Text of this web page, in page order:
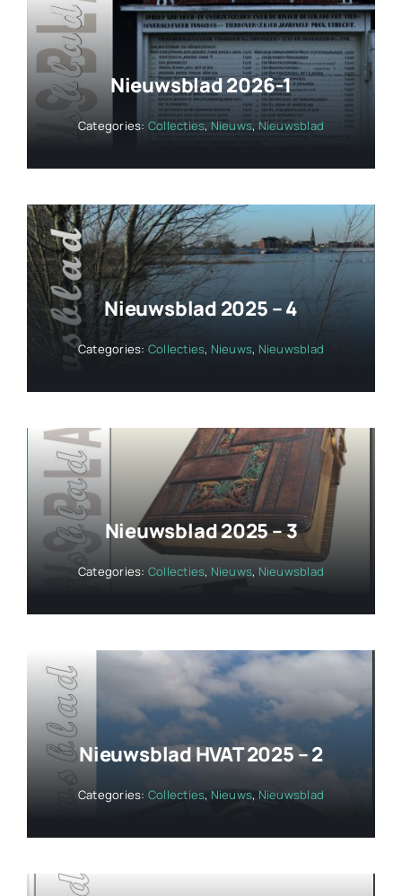
Nieuwsblad 2026-1
Categories: Collecties, Nieuws, Nieuwsblad
Nieuwsblad 2025 – 4
Categories: Collecties, Nieuws, Nieuwsblad
Nieuwsblad 2025 – 3
Categories: Collecties, Nieuws, Nieuwsblad
Nieuwsblad HVAT 2025 – 2
Categories: Collecties, Nieuws,Nieuwsblad